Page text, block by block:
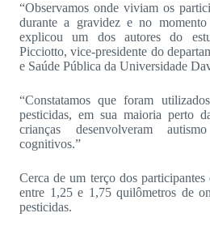
“Observamos onde viviam os
durante a gravidez e no momento
explicou um dos autores do
Picciotto, vice-presidente do
e Saúde Pública da Universidade
“Constatamos que foram
pesticidas, em sua maioria perto
crianças desenvolveram
cognitivos.”
Cerca de um terço dos
entre 1,25 e 1,75 quilômetros de
pesticidas.